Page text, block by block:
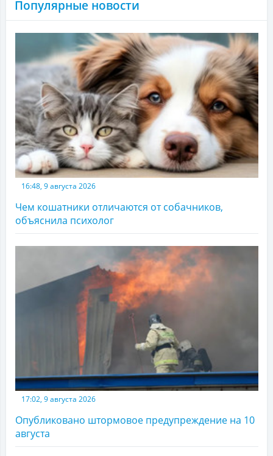
Популярные новости
16:48, 9 августа 2026
Чем кошатники отличаются от собачников,
объяснила психолог
17:02, 9 августа 2026
Опубликовано штормовое предупреждение на 10
августа